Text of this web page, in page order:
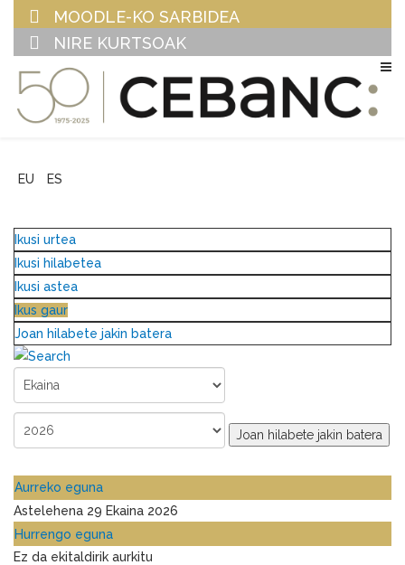
MOODLE-KO SARBIDEA
NIRE KURTSOAK
EU ES
Ikusi urtea
Ikusi hilabetea
Ikusi astea
Ikus gaur
Joan hilabete jakin batera
Joan hilabete jakin batera
Aurreko eguna
Astelehena 29 Ekaina 2026
Hurrengo eguna
Ez da ekitaldirik aurkitu